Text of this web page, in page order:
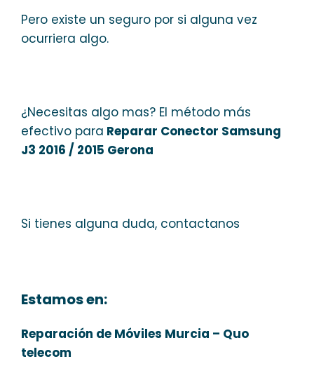
Pero existe un seguro por si alguna vez
ocurriera algo.
¿Necesitas algo mas? El método más
efectivo para Reparar Conector Samsung
J3 2016 / 2015 Gerona
Si tienes alguna duda, contactanos
Estamos en:
Reparación de Móviles Murcia – Quo
telecom